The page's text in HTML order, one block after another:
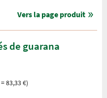
Vers la page produit
de guarana
83,33 €)